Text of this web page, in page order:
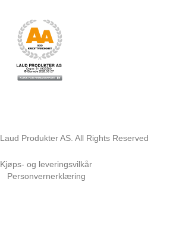
Laud Produkter AS. All Rights Reserved
Kjøps- og leveringsvilkår
Personvernerklæring